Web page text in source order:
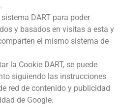
DART para poder
y basados en visitas a esta y
el mismo sistema de
la Cookie DART, se puede
siguiendo las instrucciones
red de contenido y publicidad
de Google.